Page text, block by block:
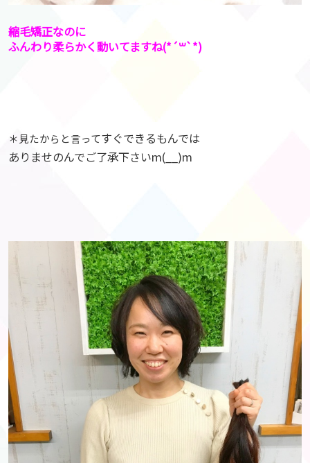
縮毛矯正なのに
ふんわり柔らかく動いてますね(*´꒳`*)
＊見たからと言ってすぐできるもんでは
ありませのんでご了承下さいm(__)m